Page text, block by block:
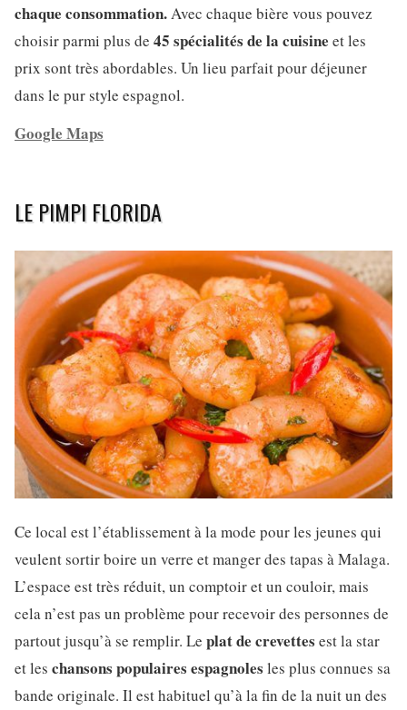
chaque consommation.Avec chaque bière vous pouvez
choisir parmi plus de 45 spécialités de la cuisine et les
prix sont très abordables. Un lieu parfait pour déjeuner
dans le pur style espagnol.
Google Maps
LE PIMPI FLORIDA
Ce local est l’établissement à la mode pour les jeunes qui
veulent sortir boire un verre et manger des tapas à Malaga.
L’espace est très réduit, un comptoir et un couloir, mais
cela n’est pas un problème pour recevoir des personnes de
partout jusqu’à se remplir. Le plat de crevettes est la star
et les chansons populaires espagnoles les plus connues sa
bande originale. Il est habituel qu’à la fin de la nuit un des